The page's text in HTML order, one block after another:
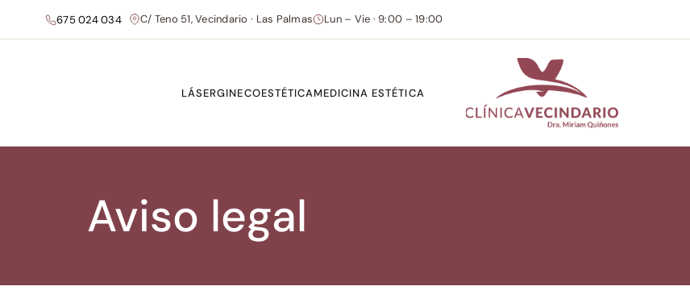
675 024 034 C/ Teno 51, Vecindario · Las Palmas Lun – Vie · 9:00 – 19:00
LÁSERGINECOESTÉTICAMEDICINA ESTÉTICA
Aviso legal